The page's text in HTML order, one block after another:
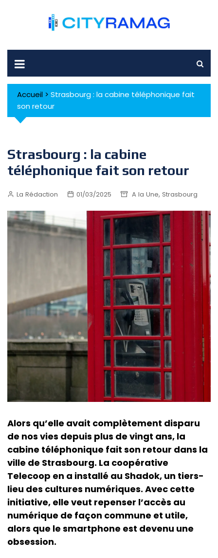
Accueil > Strasbourg : la cabine téléphonique fait
son retour
Strasbourg : la cabine
téléphonique fait son retour
La Rédaction 01/03/2025 A la Une, Strasbourg
Alors qu’elle avait complètement disparu
de nos vies depuis plus de vingt ans, la
cabine téléphonique fait son retour dans la
ville de Strasbourg. La coopérative
Telecoop en a installé au Shadok, un tiers-
lieu des cultures numériques. Avec cette
initiative, elle veut repenser l’accès au
numérique de façon commune et utile,
alors que le smartphone est devenu une
obsession.